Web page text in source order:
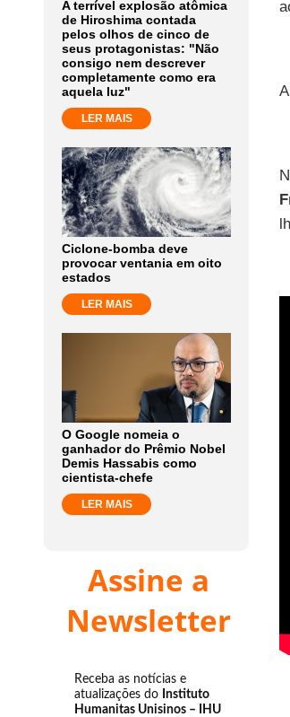
A terrível explosão atômica
de Hiroshima contada
pelos olhos de cinco de
seus protagonistas: "Não
consigo nem descrever
completamente como era
aquela luz"
LER MAIS
Ciclone-bomba deve
provocar ventania em oito
estados
LER MAIS
O Google nomeia o
ganhador do Prêmio Nobel
Demis Hassabis como
cientista-chefe
LER MAIS
Assine a
Newsletter
Receba as notícias e
atualizações do Instituto
Humanitas Unisinos – IHU